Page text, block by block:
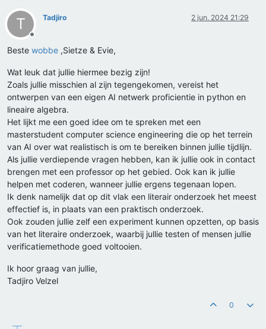
T
Offline
Tadjiro 2 jun. 2024 21:29
Beste wobbe ,Sietze & Evie,
Wat leuk dat jullie hiermee bezig zijn!
Zoals jullie misschien al zijn tegengekomen, vereist het
ontwerpen van een eigen AI netwerk proficientie in python en
lineaire algebra.
Het lijkt me een goed idee om te spreken met een
masterstudent computer science engineering die op het terrein
van AI over wat realistisch is om te bereiken binnen jullie tijdlijn.
Als jullie verdiepende vragen hebben, kan ik jullie ook in contact
brengen met een professor op het gebied. Ook kan ik jullie
helpen met coderen, wanneer jullie ergens tegenaan lopen.
Ik denk namelijk dat op dit vlak een literair onderzoek het meest
effectief is, in plaats van een praktisch onderzoek.
Ook zouden jullie zelf een experiment kunnen opzetten, op basis
van het literaire onderzoek, waarbij jullie testen of mensen jullie
verificatiemethode goed voltooien.
Ik hoor graag van jullie,
Tadjiro Velzel
0